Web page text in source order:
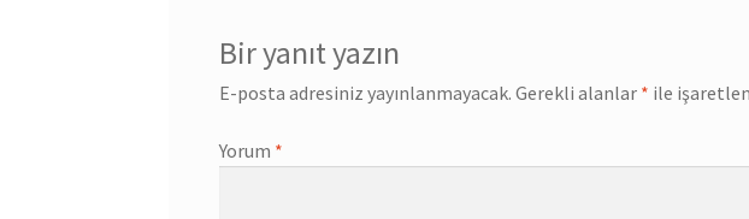
Bir yanıt yazın
E-posta adresiniz yayınlanmayacak. Gerekli alanlar * ile
Yorum *